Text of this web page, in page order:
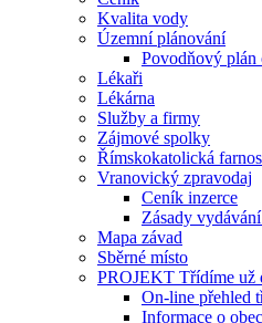
Kvalita vody
Územní plánování
Povodňový plán
Lékaři
Lékárna
Služby a firmy
Zájmové spolky
Římskokatolická
Vranovický zpravodaj
Ceník inzerce
Zásady
Mapa závad
Sběrné místo
PROJEKT Třídíme už
On-line přehled
Informace o